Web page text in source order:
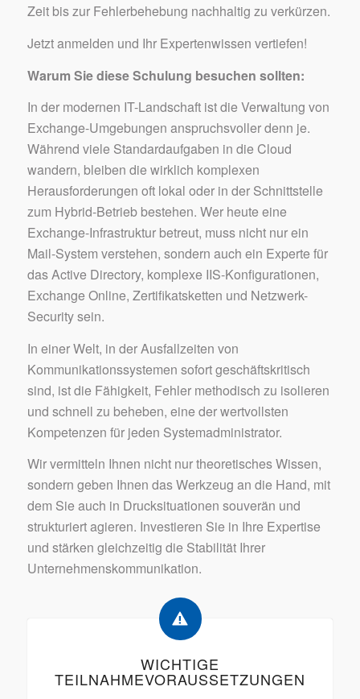
Zeit bis zur Fehlerbehebung nachhaltig zu verkürzen.
Jetzt anmelden und Ihr Expertenwissen vertiefen!
Warum Sie diese Schulung besuchen sollten:
In der modernen IT-Landschaft ist die Verwaltung von
Exchange-Umgebungen anspruchsvoller denn je.
Während viele Standardaufgaben in die Cloud
wandern, bleiben die wirklich komplexen
Herausforderungen oft lokal oder in der Schnittstelle
zum Hybrid-Betrieb bestehen. Wer heute eine
Exchange-Infrastruktur betreut, muss nicht nur ein
Mail-System verstehen, sondern auch ein Experte für
das Active Directory, komplexe IIS-Konfigurationen,
Exchange Online, Zertifikatsketten und Netzwerk-
Security sein.
In einer Welt, in der Ausfallzeiten von
Kommunikationssystemen sofort geschäftskritisch
sind, ist die Fähigkeit, Fehler methodisch zu isolieren
und schnell zu beheben, eine der wertvollsten
Kompetenzen für jeden Systemadministrator.
Wir vermitteln Ihnen nicht nur theoretisches Wissen,
sondern geben Ihnen das Werkzeug an die Hand, mit
dem Sie auch in Drucksituationen souverän und
strukturiert agieren. Investieren Sie in Ihre Expertise
und stärken gleichzeitig die Stabilität Ihrer
Unternehmenskommunikation.
WICHTIGE
TEILNAHMEVORAUSSETZUNGEN